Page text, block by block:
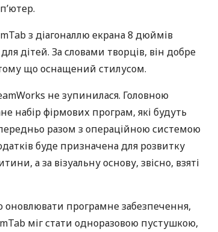
КАРТОК
ЩОМІСЯЧНИЙ ОГЛЯД
КЕШБЕКУ
з діагоналлю екрана 8 дюймів
дітей. За словами творців, він добре
що оснащений стилусом.
не зупинилася. Головною
набір фірмових програм, які будуть
разом з операційною системою
буде призначена для розвитку
а за візуальну основу, звісно, взяті
оновлювати програмне забезпечення,
міг стати одноразовою пустушкою,